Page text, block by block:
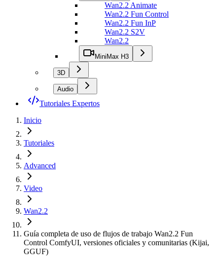
Wan2.2 Animate
Wan2.2 Fun Control
Wan2.2 Fun InP
Wan2.2 S2V
Wan2.2
MiniMax H3
3D
Audio
Tutoriales Expertos
Inicio
Tutoriales
Advanced
Video
Wan2.2
Guía completa de uso de flujos de trabajo Wan2.2 Fun
Control ComfyUI, versiones oficiales y comunitarias (Kijai,
GGUF)